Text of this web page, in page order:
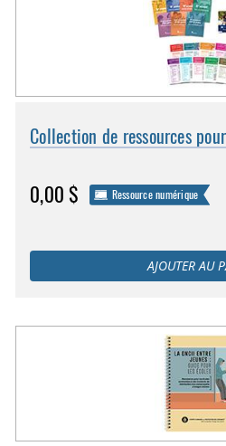
Collection de ressources
0,00 $ Ressource numérique
AJOUTER AU